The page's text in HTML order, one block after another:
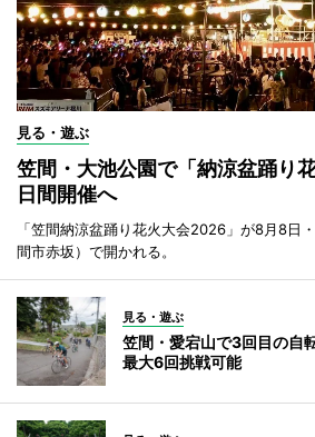
見る・遊ぶ
笠間・大池公園で「納涼盆踊り
日間開催へ
「笠間納涼盆踊り花火大会2026」が8月8日
間市赤坂）で開かれる。
見る・遊ぶ
笠間・愛宕山で3回目の自
最大6回挑戦可能